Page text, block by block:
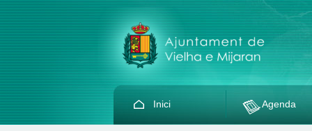
Inici Agenda